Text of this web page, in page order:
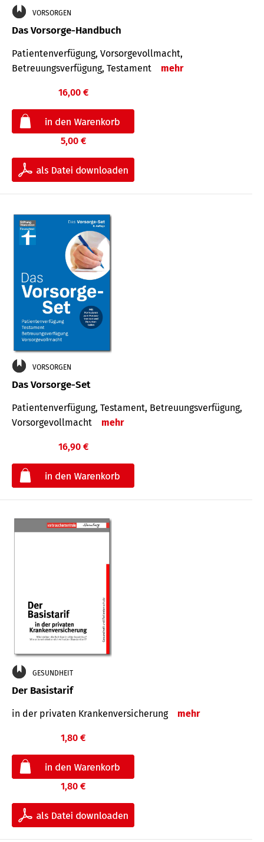
VORSORGEN
Das Vorsorge-Handbuch
Patientenverfügung, Vorsorgevollmacht,
Betreuungsverfügung, Testament
mehr
16,00 €
5,00 €
VORSORGEN
Das Vorsorge-Set
Patienten­ver­fügung, Testa­ment, Be­treuungs­verfü­gung,
Vor­sorge­voll­macht
mehr
16,90 €
GESUNDHEIT
Der Basistarif
in der privaten Kran­ken­ver­siche­rung mehr
1,80 €
1,80 €